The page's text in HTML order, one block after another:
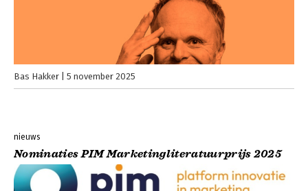
Bas Hakker 5 november 2025
nieuws
Nominaties PIM Marketingliteratuurprijs 2025